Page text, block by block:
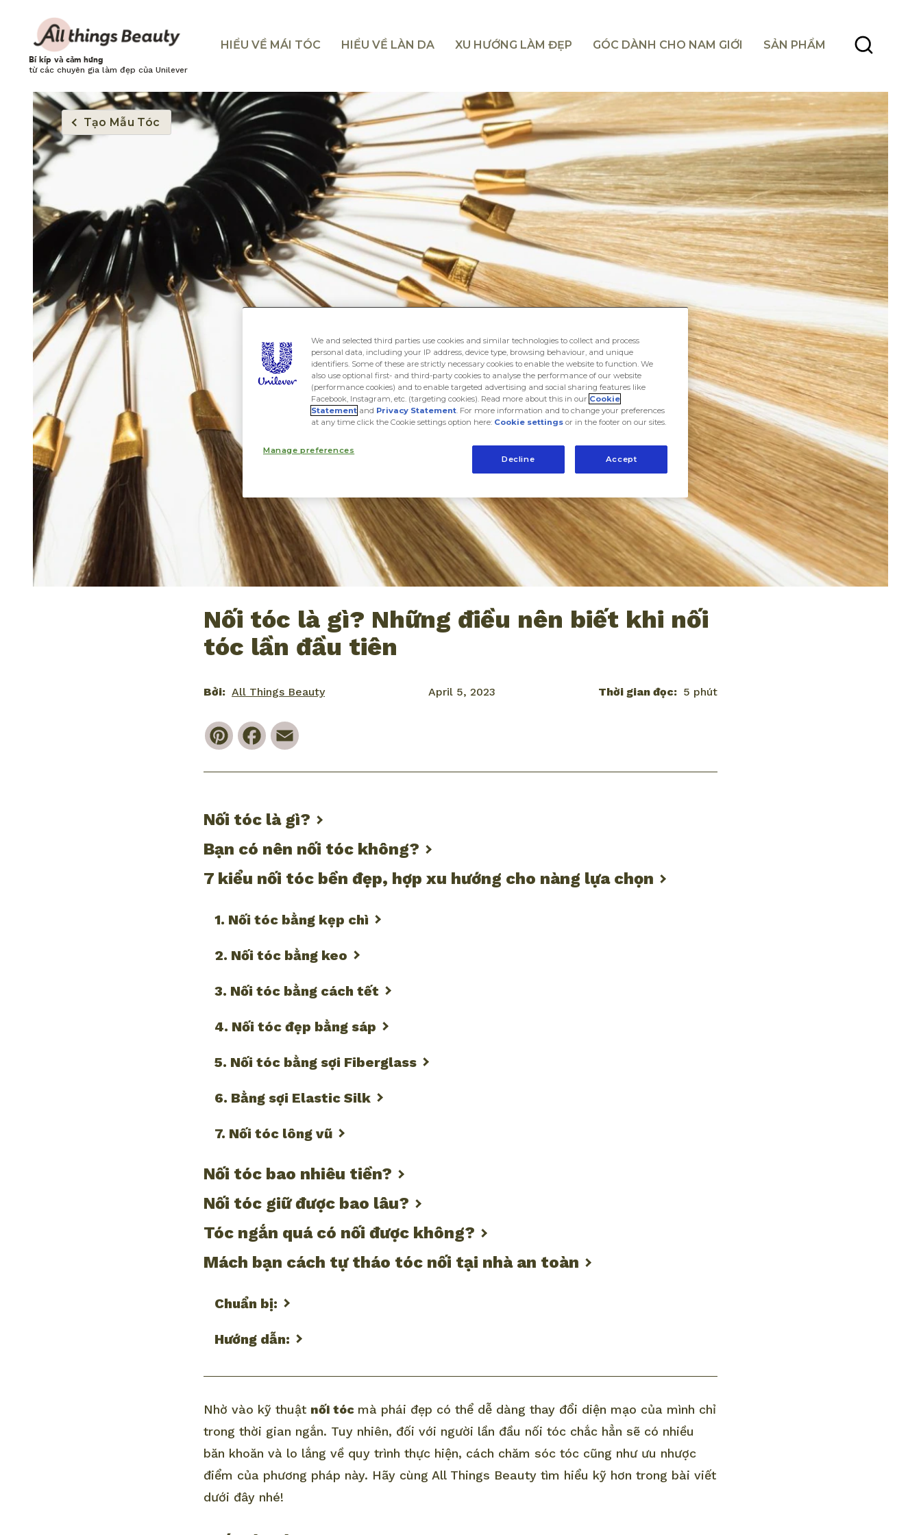
Bí kíp và cảm hứng
từ các chuyên gia làm đẹp của Unilever
HIỂU VỀ MÁI TÓC HIỂU VỀ LÀN DA XU HƯỚNG LÀM ĐẸP GÓC DÀNH CHO NAM GIỚI SẢN PHẨM
Tạo Mẫu Tóc
Nối tóc là gì? Những điều nên biết khi nối
tóc lần đầu tiên
Bởi: All Things Beauty April 5, 2023 Thời gian đọc: 5 phút
PinterestFacebook
Nối tóc là gì?
Bạn có nên nối tóc không?
7 kiểu nối tóc bền đẹp, hợp xu hướng cho nàng lựa chọn
1. Nối tóc bằng kẹp chì
2. Nối tóc bằng keo
3. Nối tóc bằng cách tết
4. Nối tóc đẹp bằng sáp
5. Nối tóc bằng sợi Fiberglass
6. Bằng sợi Elastic Silk
7. Nối tóc lông vũ
Nối tóc bao nhiêu tiền?
Nối tóc giữ được bao lâu?
Tóc ngắn quá có nối được không?
Mách bạn cách tự tháo tóc nối tại nhà an toàn
Chuẩn bị:
Hướng dẫn:
Nhờ vào kỹ thuật nối tóc mà phái đẹp có thể dễ dàng thay đổi diện mạo của mình chỉ
trong thời gian ngắn. Tuy nhiên, đối với người lần đầu nối tóc chắc hẳn sẽ có nhiều
băn khoăn và lo lắng về quy trình thực hiện, cách chăm sóc tóc cũng như ưu nhược
điểm của phương pháp này. Hãy cùng All Things Beauty tìm hiểu kỹ hơn trong bài viết
dưới đây nhé!
We and selected third parties use cookies and similar technologies to collect and process
personal data, including your IP address, device type, browsing behaviour, and unique
identifiers. Some of these are strictly necessary cookies to enable the website to function. We
also use optional first- and third-party cookies to analyse the performance of our website
(performance cookies) and to enable targeted advertising and social sharing features like
Facebook, Instagram, etc. (targeting cookies). Read more about this in our Cookie
Statement and Privacy Statement. For more information and to change your preferences
at any time click the Cookie settings option here: Cookie settings or in the footer on our sites.
Manage preferences
Decline
Accept